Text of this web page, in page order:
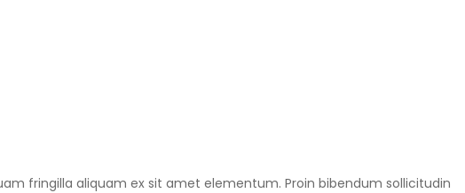
fringilla aliquam ex sit amet elementum. Proin bibendum sollicitudin